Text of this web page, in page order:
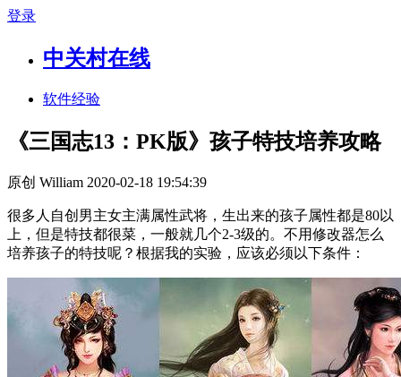
登录
中关村在线
软件经验
《三国志13：PK版》孩子特技培养攻略
原创 William 2020-02-18 19:54:39
很多人自创男主女主满属性武将，生出来的孩子属性都是80以
上，但是特技都很菜，一般就几个2-3级的。不用修改器怎么
培养孩子的特技呢？根据我的实验，应该必须以下条件：